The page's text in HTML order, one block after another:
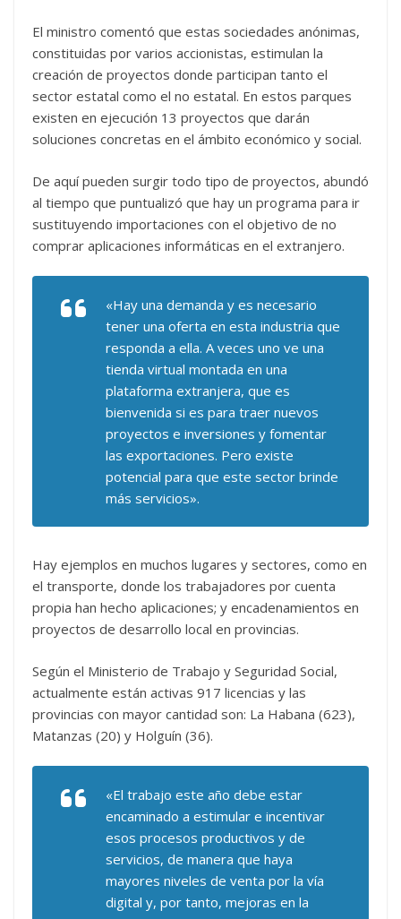
El ministro comentó que estas sociedades anónimas,
constituidas por varios accionistas, estimulan la
creación de proyectos donde participan tanto el
sector estatal como el no estatal. En estos parques
existen en ejecución 13 proyectos que darán
soluciones concretas en el ámbito económico y social.
De aquí pueden surgir todo tipo de proyectos, abundó
al tiempo que puntualizó que hay un programa para ir
sustituyendo importaciones con el objetivo de no
comprar aplicaciones informáticas en el extranjero.
«Hay una demanda y es necesario
tener una oferta en esta industria que
responda a ella. A veces uno ve una
tienda virtual montada en una
plataforma extranjera, que es
bienvenida si es para traer nuevos
proyectos e inversiones y fomentar
las exportaciones. Pero existe
potencial para que este sector brinde
más servicios».
Hay ejemplos en muchos lugares y sectores, como en
el transporte, donde los trabajadores por cuenta
propia han hecho aplicaciones; y encadenamientos en
proyectos de desarrollo local en provincias.
Según el Ministerio de Trabajo y Seguridad Social,
actualmente están activas 917 licencias y las
provincias con mayor cantidad son: La Habana (623),
Matanzas (20) y Holguín (36).
«El trabajo este año debe estar
encaminado a estimular e incentivar
esos procesos productivos y de
servicios, de manera que haya
mayores niveles de venta por la vía
digital y, por tanto, mejoras en la